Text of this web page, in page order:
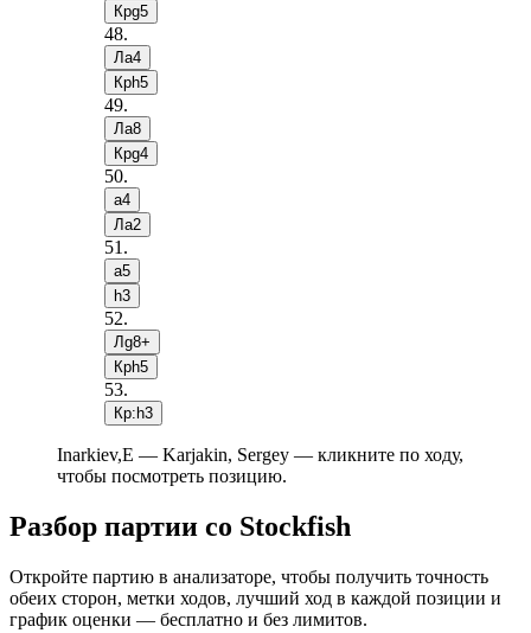
Крg5
48.
Лa4
Крh5
49.
Лa8
Крg4
50.
a4
Лa2
51 .
a5
h3
52.
Лg8+
Крh5
53.
Кр:h3
Inarkiev,E — Karjakin, Sergey — кликните по ходу,
чтобы посмотреть позицию.
Разбор партии со Stockfish
Откройте партию в анализаторе, чтобы получить точность
обеих сторон, метки ходов, лучший ход в каждой позиции и
график оценки — бесплатно и без лимитов.